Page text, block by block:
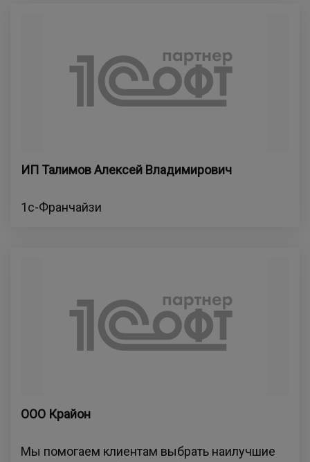
ИП Талимов Алексей Владимирович
1с-Франчайзи
ООО Крайон
Мы помогаем клиентам выбрать наилучшие